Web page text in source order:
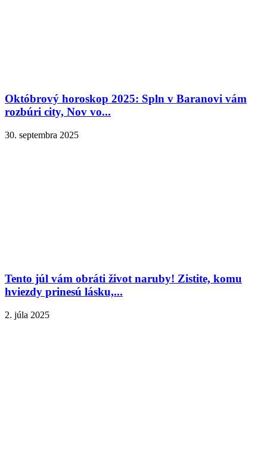
Októbrový horoskop 2025: Spln v Baranovi vám
rozbúri city, Nov vo...
30. septembra 2025
Tento júl vám obráti život naruby! Zistite, komu
hviezdy prinesú lásku,...
2. júla 2025